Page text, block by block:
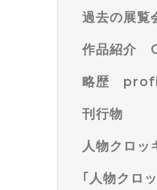
過去の展覧
作品紹介
略歴
刊行物
人物クロッ
｢人物クロ